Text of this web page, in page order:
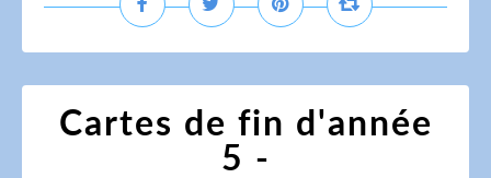
Cartes de fin d'année
5 -